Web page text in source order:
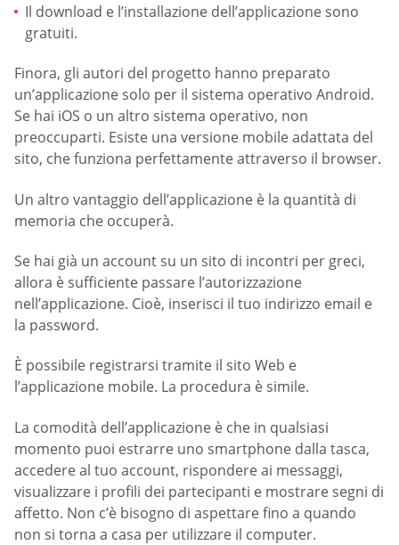
Il download e l’installazione dell’applicazione sono
gratuiti.
Finora, gli autori del progetto hanno preparato
un’applicazione solo per il sistema operativo Android.
Se hai iOS o un altro sistema operativo, non
preoccuparti. Esiste una versione mobile adattata del
sito, che funziona perfettamente attraverso il browser.
Un altro vantaggio dell’applicazione è la quantità di
memoria che occuperà.
Se hai già un account su un sito di incontri per greci,
allora è sufficiente passare l’autorizzazione
nell’applicazione. Cioè, inserisci il tuo indirizzo email e
la password.
È possibile registrarsi tramite il sito Web e
l’applicazione mobile. La procedura è simile.
La comodità dell’applicazione è che in qualsiasi
momento puoi estrarre uno smartphone dalla tasca,
accedere al tuo account, rispondere ai messaggi,
visualizzare i profili dei partecipanti e mostrare segni di
affetto. Non c’è bisogno di aspettare fino a quando
non si torna a casa per utilizzare il computer.